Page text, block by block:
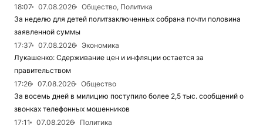
18:07
07.08.2026
Общество, Политика
За неделю для детей политзаключенных собрана почти половина
заявленной суммы
17:37
07.08.2026
Экономика
Лукашенко: Сдерживание цен и инфляции остается за
правительством
17:26
07.08.2026
Общество
За восемь дней в милицию поступило более 2,5 тыс. сообщений о
звонках телефонных мошенников
17:11
07.08.2026
Политика